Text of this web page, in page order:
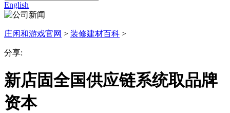
English
庄闲和游戏官网 > 装修建材百科 >
分享:
新店固全国供应链系统取品牌
资本